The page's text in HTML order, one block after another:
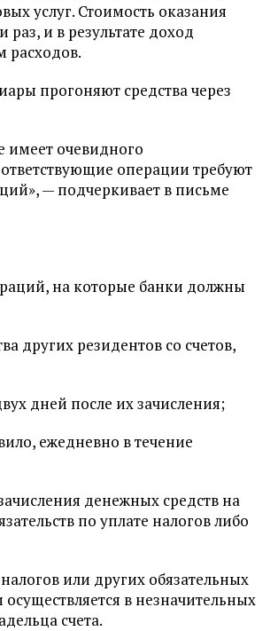
услуг. Стоимость оказания
раз, и в результате доход
расходов.
прогоняют средства через
имеет очевидного
операции требуют
— подчеркивает в письме
на которые банки должны
других резидентов со счетов,
дней после их зачисления;
ежедневно в течение
денежных средств на
по уплате налогов либо
или других обязательных
в незначительных
счета.